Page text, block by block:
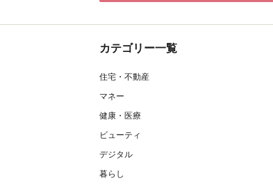
カテゴリー一覧
住宅・不動産
マネー
健康・医療
ビューティ
デジタル
暮らし